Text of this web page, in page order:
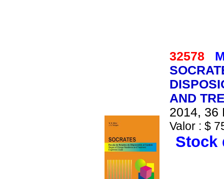
32578
AND
2014, 36
Valor : $
Stock